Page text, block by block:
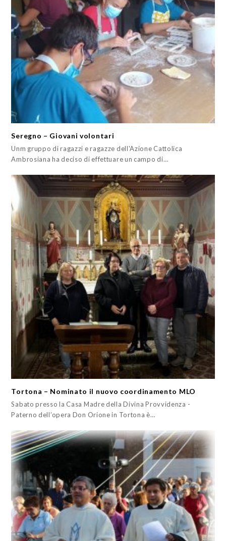
Seregno – Giovani volontari
Unm gruppo di ragazzi e ragazze dell'Azione Cattolica
Ambrosiana ha deciso di effettuare un campo di…
Tortona – Nominato il nuovo coordinamento MLO
Sabato presso la Casa Madre della Divina Provvidenza -
Paterno dell’opera Don Orione in Tortona è…